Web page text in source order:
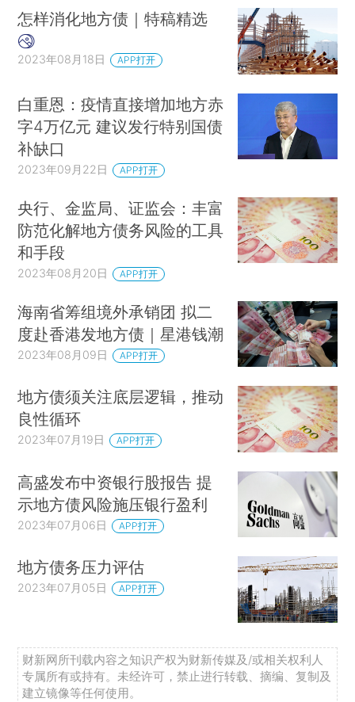
怎样消化地方债｜特稿精选
2023年08月18日 APP打开
白重恩：疫情直接增加地方赤
字4万亿元 建议发行特别国债
补缺口
2023年09月22日 APP打开
央行、金监局、证监会：丰富
防范化解地方债务风险的工具
和手段
2023年08月20日 APP打开
海南省筹组境外承销团 拟二
度赴香港发地方债｜星港钱潮
2023年08月09日 APP打开
地方债须关注底层逻辑，推动
良性循环
2023年07月19日 APP打开
高盛发布中资银行股报告 提
示地方债风险施压银行盈利
2023年07月06日 APP打开
地方债务压力评估
2023年07月05日 APP打开
财新网所刊载内容之知识产权为财新传媒及/或相关权利人
专属所有或持有。未经许可，禁止进行转载、摘编、复制及
建立镜像等任何使用。